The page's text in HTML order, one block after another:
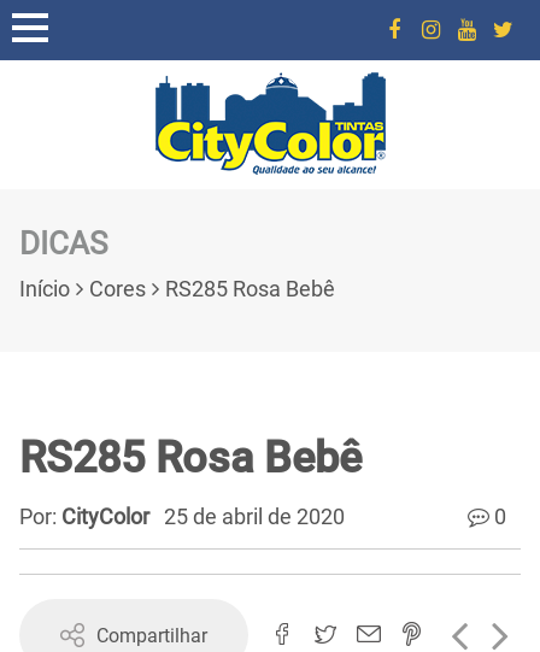
DICAS
Início Cores RS285 Rosa Bebê
RS285 Rosa Bebê
Por: CityColor 25 de abril de 2020 0
Compartilhar